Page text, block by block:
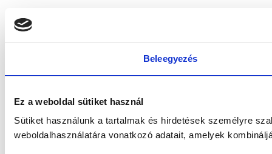
Beleegyezés
Ez a weboldal sütiket használ
Sütiket használunk a tartalmak és hirdetések személyre
weboldalhasználatára vonatkozó adatait, amelyek